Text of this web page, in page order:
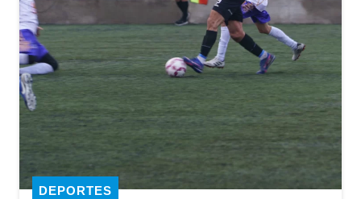
DEPORTES